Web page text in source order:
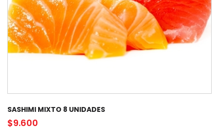
SASHIMI MIXTO 8 UNIDADES
$9.600